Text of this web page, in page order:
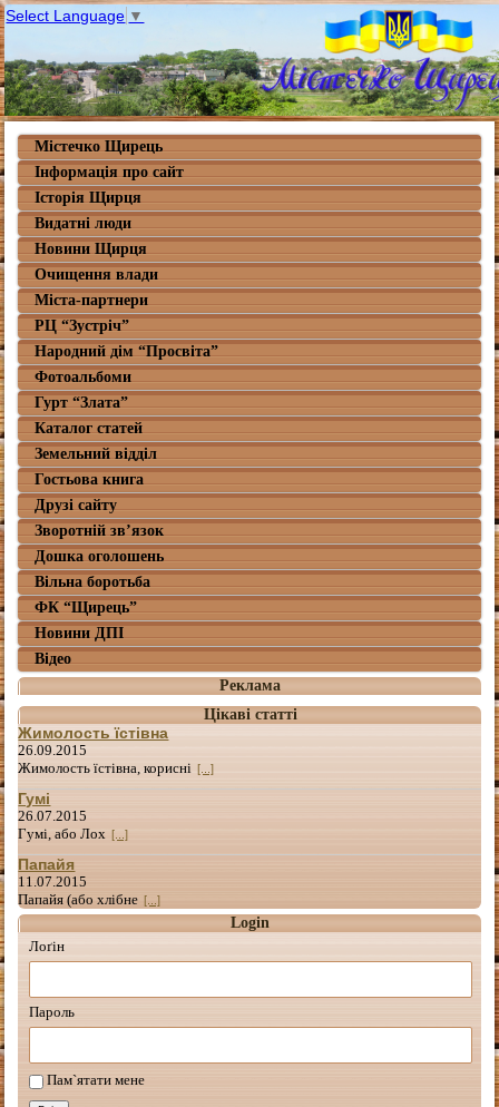
Select Language ▼
Містечко Щирець
Інформація про сайт
Історія Щирця
Видатні люди
Новини Щирця
Очищення влади
Міста-партнери
РЦ “Зустріч”
Народний дім “Просвіта”
Фотоальбоми
Гурт “Злата”
Каталог статей
Земельний відділ
Гостьова книга
Друзі сайту
Зворотній зв’язок
Дошка оголошень
Вільна боротьба
ФК “Щирець”
Новини ДПІ
Відео
Реклама
Цікаві статті
Жимолость їстівна
26.09.2015
Жимолость їстівна, корисні [...]
Гумі
26.07.2015
Гумі, або Лох [...]
Папайя
11.07.2015
Папайя (або хлібне [...]
Login
Лоґін
Пароль
Пам`ятати мене